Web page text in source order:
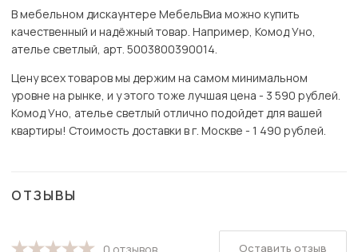
В мебельном дискаунтере МебельВиа можно купить
качественный и надёжный товар. Например, Комод Уно,
ателье светлый, арт. 5003800390014.
Цену всех товаров мы держим на самом минимальном
уровне на рынке, и у этого тоже лучшая цена - 3 590 рублей.
Комод Уно, ателье светлый отлично подойдет для вашей
квартиры! Стоимость доставки в г. Москве - 1 490 рублей.
ОТЗЫВЫ
0 отзывов Оставить отзыв